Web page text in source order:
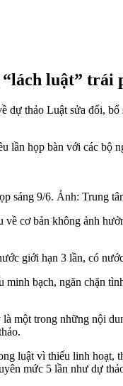
luật” trái
thảo Luật sửa đổi,
họp bàn với các bộ
sáng 9/6. Ảnh: Trung
cơ bản không ảnh
giới hạn 3 lần, có
bạch, ngăn chặn
một trong những nội
luật vì thiếu linh
mức 5 lần như dự